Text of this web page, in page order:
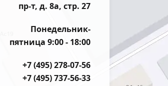
пр-т, д. 8а, стр. 27
Понедельник-
пятница 9:00 - 18:00
+7 (495) 278-07-56
+7 (495) 737-56-33